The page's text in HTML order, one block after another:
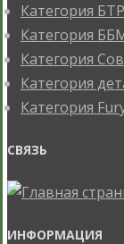
Категория БТР
Категория
Категория
Категория
Категория
СВЯЗЬ
ИНФОРМАЦИЯ